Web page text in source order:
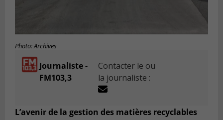
Photo: Archives
Journaliste -
FM103,3
Contacter le ou
la journaliste :
L’avenir de la gestion des matières recyclables